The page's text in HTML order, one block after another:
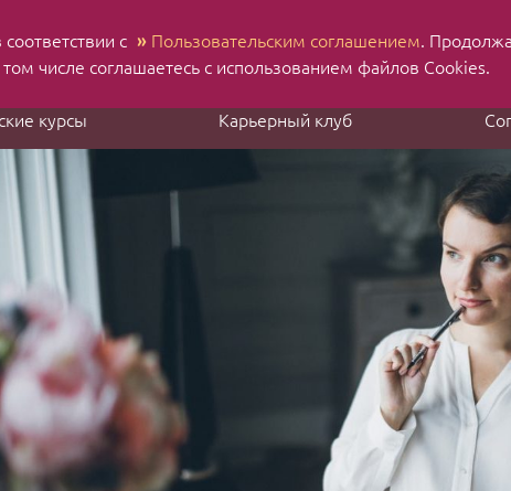
Ru En
курсы Карьерный клуб
с » Пользовательским соглашением.
числе соглашаетесь с использованием файлов Cookies.